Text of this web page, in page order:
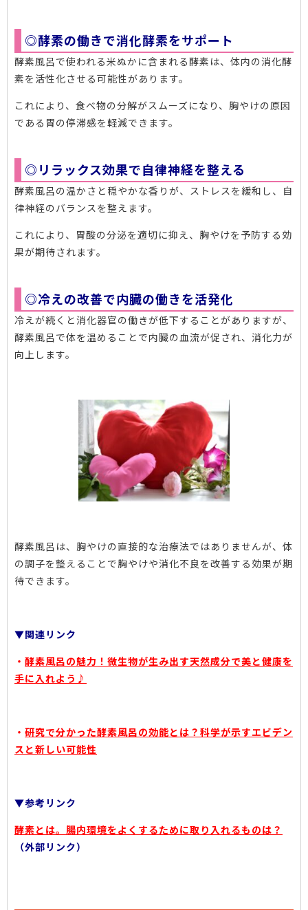
◎酵素の働きで消化酵素をサポート
酵素風呂で使われる米ぬかに含まれる酵素は、体内の消化酵
素を活性化させる可能性があります。
これにより、食べ物の分解がスムーズになり、胸やけの原因
である胃の停滞感を軽減できます。
◎リラックス効果で自律神経を整える
酵素風呂の温かさと穏やかな香りが、ストレスを緩和し、自
律神経のバランスを整えます。
これにより、胃酸の分泌を適切に抑え、胸やけを予防する効
果が期待されます。
◎冷えの改善で内臓の働きを活発化
冷えが続くと消化器官の働きが低下することがありますが、
酵素風呂で体を温めることで内臓の血流が促され、消化力が
向上します。
酵素風呂は、胸やけの直接的な治療法ではありませんが、体
の調子を整えることで胸やけや消化不良を改善する効果が期
待できます。
▼関連リンク
・ 酵素風呂の魅力！微生物が生み出す天然成分で美と健康を
手に入れよう♪
・ 研究で分かった酵素風呂の効能とは？科学が示すエビデン
スと新しい可能性
▼参考リンク
酵素とは。腸内環境をよくするために取り入れるものは？
（外部リンク）